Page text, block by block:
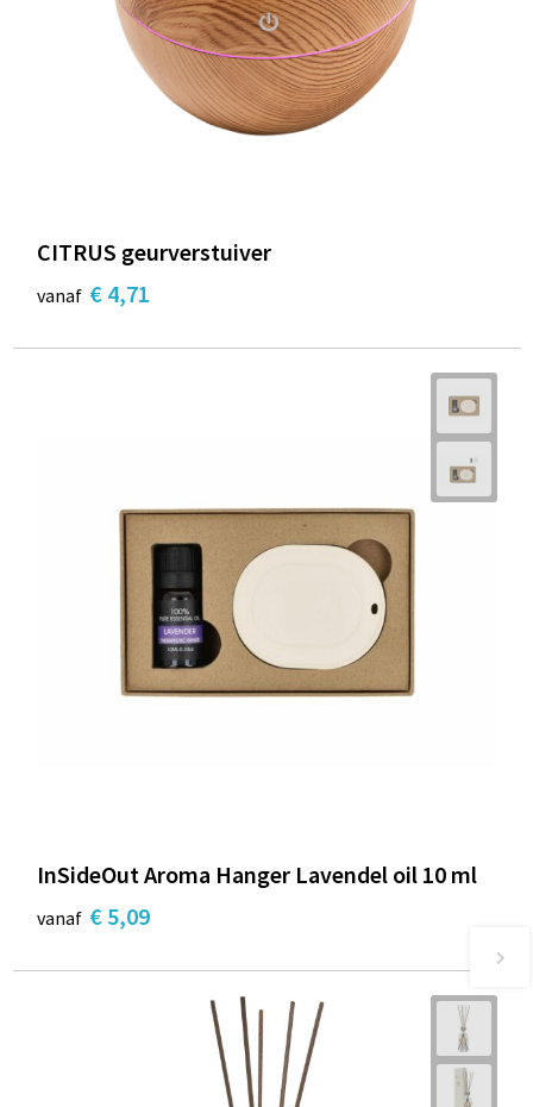
CITRUS geurverstuiver
vanaf € 4,71
InSideOut Aroma Hanger Lavendel oil 10 ml
vanaf € 5,09